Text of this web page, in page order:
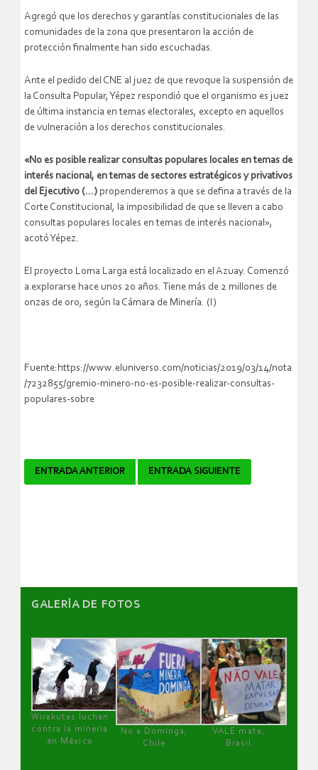
Agregó que los derechos y garantías constitucionales de las
comunidades de la zona que presentaron la acción de
protección finalmente han sido escuchadas.
Ante el pedido del CNE al juez de que revoque la suspensión de
la Consulta Popular, Yépez respondió que el organismo es juez
de última instancia en temas electorales, excepto en aquellos
de vulneración a los derechos constitucionales.
«No es posible realizar consultas populares locales en temas de
interés nacional, en temas de sectores estratégicos y privativos
del Ejecutivo (…) propenderemos a que se defina a través de la
Corte Constitucional, la imposibilidad de que se lleven a cabo
consultas populares locales en temas de interés nacional»,
acotó Yépez.
El proyecto Loma Larga está localizado en el Azuay. Comenzó
a explorarse hace unos 20 años. Tiene más de 2 millones de
onzas de oro, según la Cámara de Minería. (I)
Fuente:https://www.eluniverso.com/noticias/2019/03/14/nota
/7232855/gremio-minero-no-es-posible-realizar-consultas-
populares-sobre
Navegador
ENTRADA ANTERIOR ENTRADA SIGUIENTE
GALERÌA DE FOTOS
Wirakutas luchan
contra la minería
en México
No a Dominga,
Chile
VALE mata,
Brasil